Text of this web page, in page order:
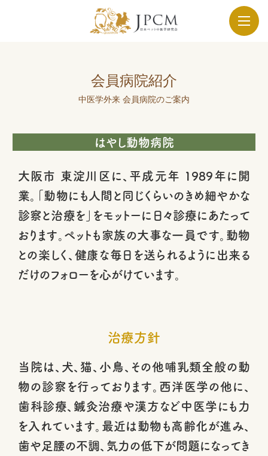
会員病院紹介
中医学外来 会員病院のご案内
はやし動物病院
大阪市 東淀川区に、平成元年 1989年に開
業。「動物にも人間と同じくらいのきめ細やかな
診察と治療を」をモットーに日々診療にあたって
おります。ペットも家族の大事な一員です。動物
との楽しく、健康な毎日を送られるように出来る
だけのフォローを心がけています。
治療方針
当院は、犬、猫、小鳥、その他哺乳類全般の動
物の診察を行っております。西洋医学の他に、
歯科診療、鍼灸治療や漢方など中医学にも力
を入れています。最近は動物も高齢化が進み、
歯や足腰の不調、気力の低下が問題になってき